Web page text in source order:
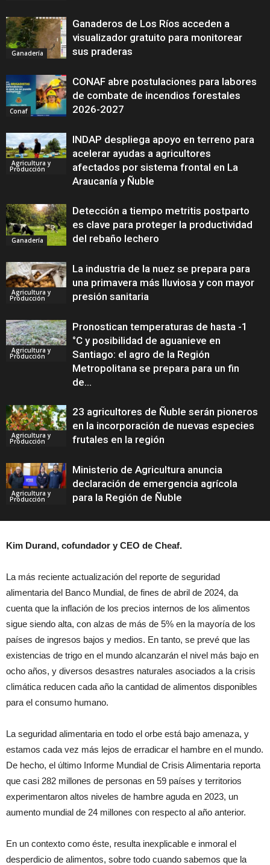
Ganadería
Ganaderos de Los Ríos acceden a
visualizador gratuito para monitorear
sus praderas
Conaf
CONAF abre postulaciones para labores
de combate de incendios forestales
2026-2027
Agricultura y
Producción
INDAP despliega apoyo en terreno para
acelerar ayudas a agricultores
afectados por sistema frontal en La
Araucanía y Ñuble
Ganadería
Detección a tiempo metritis postparto
es clave para proteger la productividad
del rebaño lechero
Agricultura y
Producción
La industria de la nuez se prepara para
una primavera más lluviosa y con mayor
presión sanitaria
Agricultura y
Producción
Pronostican temperaturas de hasta -1
°C y posibilidad de aguanieve en
Santiago: el agro de la Región
Metropolitana se prepara para un fin
de...
Agricultura y
Producción
23 agricultores de Ñuble serán pioneros
en la incorporación de nuevas especies
frutales en la región
Agricultura y
Producción
Ministerio de Agricultura anuncia
declaración de emergencia agrícola
para la Región de Ñuble
Kim Durand, cofundador y CEO de Cheaf.
La más reciente actualización del reporte de seguridad
alimentaria del Banco Mundial, de fines de abril de 2024, da
cuenta que la inflación de los precios internos de los alimentos
sigue siendo alta, con alzas de más de 5% en la mayoría de los
países de ingresos bajos y medios. En tanto, se prevé que las
existencias de trigo en el mundo alcanzarán el nivel más bajo en
ocho años, y diversos desastres naturales asociados a la crisis
climática reducen cada año la cantidad de alimentos disponibles
para el consumo humano.
La seguridad alimentaria en todo el orbe está bajo amenaza, y
estamos cada vez más lejos de erradicar el hambre en el mundo.
De hecho, el último Informe Mundial de Crisis Alimentaria reporta
que casi 282 millones de personas en 59 países y territorios
experimentaron altos niveles de hambre aguda en 2023, un
aumento mundial de 24 millones con respecto al año anterior.
En un contexto como éste, resulta inexplicable e inmoral el
desperdicio de alimentos, sobre todo cuando sabemos que la